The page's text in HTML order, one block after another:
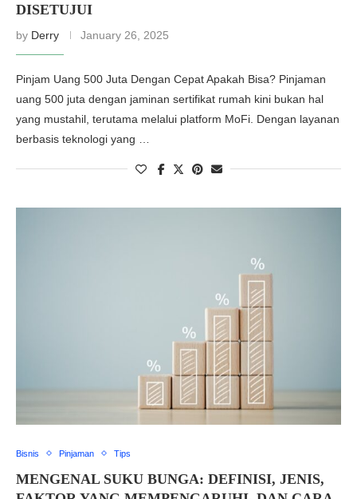
DISETUJUI
by Derry January 26, 2025
Pinjam Uang 500 Juta Dengan Cepat Apakah Bisa? Pinjaman
uang 500 juta dengan jaminan sertifikat rumah kini bukan hal
yang mustahil, terutama melalui platform MoFi. Dengan layanan
berbasis teknologi yang …
Bisnis Pinjaman Tips
MENGENAL SUKU BUNGA: DEFINISI, JENIS,